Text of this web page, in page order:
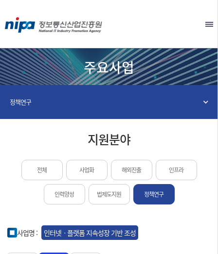
주요사업
정책연구
지원분야
전체 사업화 해외진출 인프라
인력양성 법제도지원 정책연구
사업명 : 인터넷ㆍ플랫폼 지속성장 기반 조성